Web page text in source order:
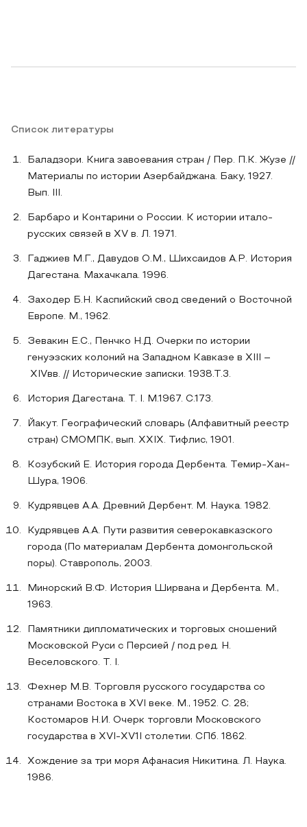
Список литературы
Баладзори. Книга завоевания стран / Пер. П.К. Жузе //
Материалы по истории Азербайджана. Баку, 1927.
Вып. III.
Барбаро и Контарини о России. К истории итало-
русских связей в XV в. Л. 1971.
Гаджиев М.Г., Давудов О.М., Шихсаидов А.Р. История
Дагестана. Махачкала. 1996.
Заходер Б.Н. Каспийский свод сведений о Восточной
Европе. М., 1962.
Зевакин Е.С., Пенчко Н.Д. Очерки по истории
генуэзских колоний на Западном Кавказе в XIII –
XIVвв. // Исторические записки. 1938.Т.3.
История Дагестана. Т. I. М.1967. С.173.
Йакут. Географический словарь (Алфавитный реестр
стран) СМОМПК, вып. XXIX. Тифлис, 1901.
Козубский Е. История города Дербента. Темир-Хан-
Шура, 1906.
Кудрявцев А.А. Древний Дербент. М. Наука. 1982.
Кудрявцев А.А. Пути развития северокавказского
города (По материалам Дербента домонгольской
поры). Ставрополь, 2003.
Минорский В.Ф. История Ширвана и Дербента. М.,
1963.
Памятники дипломатических и торговых сношений
Московской Руси с Персией / под ред. Н.
Веселовского. T. I.
Фехнер М.В. Торговля русского государства со
странами Востока в XVI веке. М., 1952. С. 28;
Костомаров Н.И. Очерк торговли Московского
государства в XVI-XV1I столетии. СПб. 1862.
Хождение за три моря Афанасия Никитина. Л. Наука.
1986.